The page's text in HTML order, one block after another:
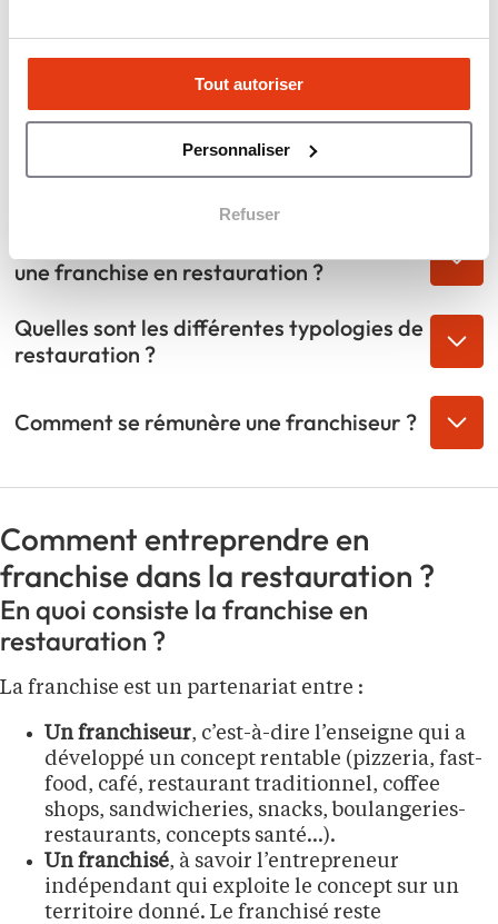
Tout autoriser
Personnaliser
Refuser
Est-ce rentable d'ouvrir une franchise en
restauration traditionnelle ?
Comment fonctionne une enseigne de
une franchise en restauration ?
Quelles sont les différentes typologies de
restauration ?
Comment se rémunère une franchiseur ?
Comment entreprendre en
franchise dans la restauration ?
En quoi consiste la franchise en
restauration ?
La franchise est un partenariat entre :
Un franchiseur, c’est-à-dire l’enseigne qui a
développé un concept rentable (pizzeria, fast-
food, café, restaurant traditionnel, coffee
shops, sandwicheries, snacks, boulangeries-
restaurants, concepts santé…).
Un franchisé, à savoir l’entrepreneur
indépendant qui exploite le concept sur un
territoire donné. Le franchisé reste